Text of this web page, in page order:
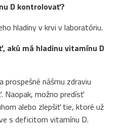
D kontrolovať?
hladiny v krvi v laboratóriu.
akú má hladinu vitamínu D
nášmu zdraviu
Naopak, možno predísť
alebo zlepšiť tie, ktoré už
s deficitom vitamínu D.